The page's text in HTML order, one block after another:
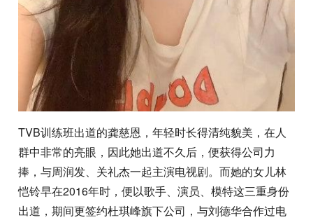
TVB训练班出道的龚慈恩，年轻时长得清纯貌美，在人
群中非常的亮眼，因此她出道不久后，便获得公司力
捧，与周润发、关礼杰一起主演电视剧。而她的女儿林
恺铃早在2016年时，便以歌手、演员、模特这三重身份
出道，期间更签约杜琪峰旗下公司，与刘德华合作过电